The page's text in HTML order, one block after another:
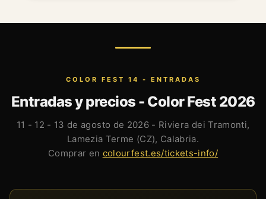
COLOR FEST 14 - ENTRADAS
Entradas y precios - Color Fest 2026
11 - 12 - 13 de agosto de 2026 - Riviera dei Tramonti,
Lamezia Terme (CZ), Calabria.
Comprar en colourfest.es/tickets-info/